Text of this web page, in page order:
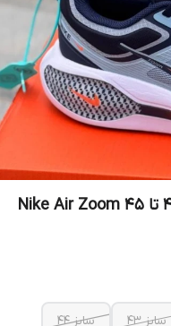
کتونی نایک ایر زوم وینفلو سایز ۴۰ تا ۴۵ Nike Air Zoom
سایز ۴۳ سایز ۴۴